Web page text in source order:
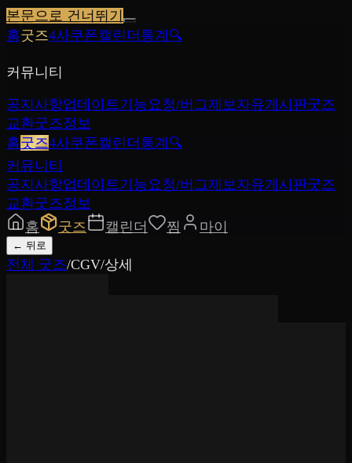
본문으로 건너뛰기
홈굿즈4사쿠폰캘린더 통계 🔍
커뮤니티
공지사항업데이트기능요청/버그제보자유게시판굿즈
교환굿즈정보
홈굿즈4사쿠폰캘린더 통계 🔍
커뮤니티
공지사항업데이트기능요청/버그제보자유게시판굿즈
교환굿즈정보
홈
굿즈 캘린더 찜 마이
← 뒤로
전체 굿즈/CGV/상세